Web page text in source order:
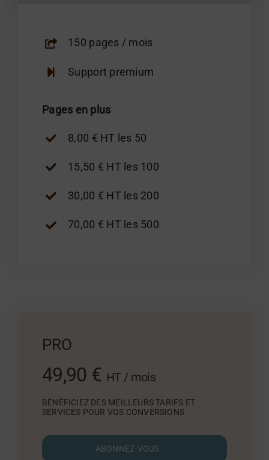
150 pages / mois
Support premium
Pages en plus
8,00 € HT les 50
15,50 € HT les 100
30,00 € HT les 200
70,00 € HT les 500
PRO
49,90 € HT / mois
BÉNÉFICIEZ DES MEILLEURS TARIFS ET
SERVICES POUR VOS CONVERSIONS
ABONNEZ-VOUS